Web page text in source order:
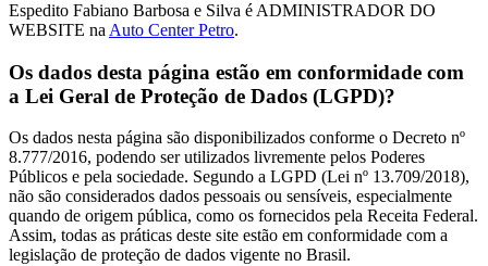
Espedito Fabiano Barbosa e Silva é ADMINISTRADOR DO
WEBSITE na Auto Center Petro.
Os dados desta página estão em conformidade com
a Lei Geral de Proteção de Dados (LGPD)?
Os dados nesta página são disponibilizados conforme o Decreto nº
8.777/2016, podendo ser utilizados livremente pelos Poderes
Públicos e pela sociedade. Segundo a LGPD (Lei nº 13.709/2018),
não são considerados dados pessoais ou sensíveis, especialmente
quando de origem pública, como os fornecidos pela Receita Federal.
Assim, todas as práticas deste site estão em conformidade com a
legislação de proteção de dados vigente no Brasil.